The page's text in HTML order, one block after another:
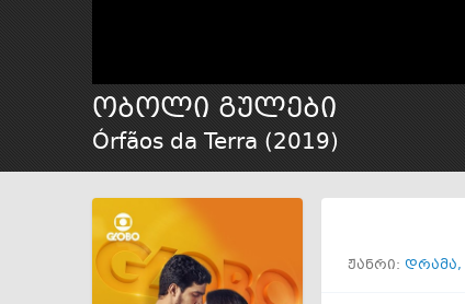
ობოლი გულები
Órfãos da Terra (2019)
ჟანრი: დრამა,